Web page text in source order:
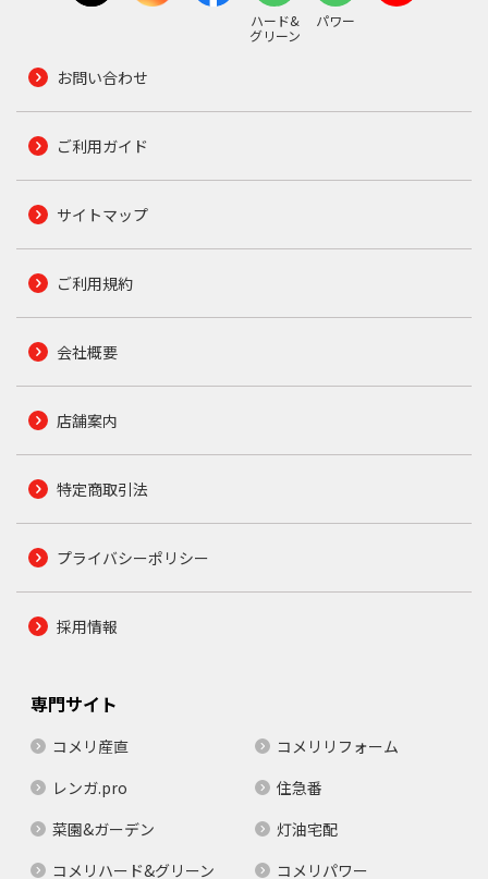
ハード&
グリーン
パワー
お問い合わせ
ご利用ガイド
サイトマップ
ご利用規約
会社概要
店舗案内
特定商取引法
プライバシーポリシー
採用情報
専門サイト
コメリ産直
コメリリフォーム
レンガ.pro
住急番
菜園&ガーデン
灯油宅配
コメリハード&グリーン
コメリパワー